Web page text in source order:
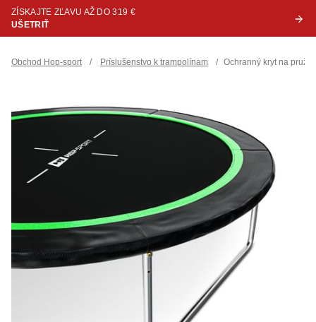
ZÍSKAJTE ZĽAVU AŽ DO 319 €
UŠETRIŤ
Obchod Hop-sport / Príslušenstvo k trampolínam / Ochranný kryt na